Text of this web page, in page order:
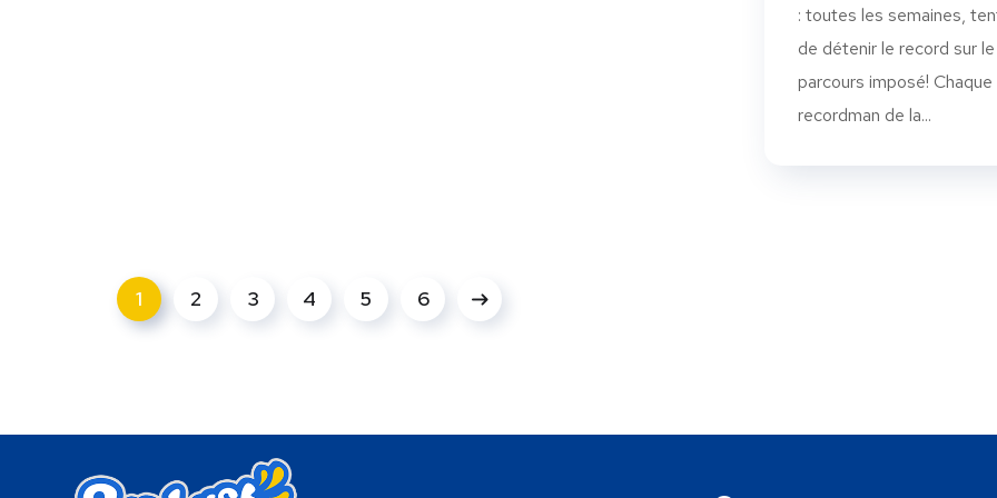
: toutes les semaines,
de détenir le record sur le
parcours imposé! Chaque
recordman de la...
1 2 3 4 5 6